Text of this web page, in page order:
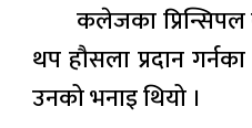
कलेजका
थप हौसला प्रदान
उनको भनाइ थियो ।